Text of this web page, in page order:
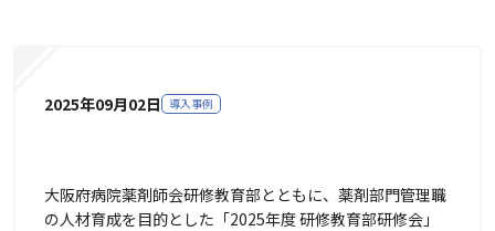
2025年09月02日 導入事例
大阪府病院薬剤師会研修教育部とともに、薬剤部門管理職
の人材育成を目的とした「2025年度 研修教育部研修会」